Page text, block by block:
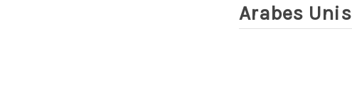
Arabes Unis